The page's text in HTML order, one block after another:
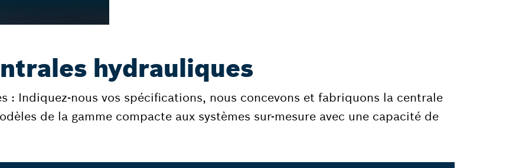
hydrauliques
: Indiquez-nous vos spécifications, nous concevons et fabriquons la centrale
de la gamme compacte aux systèmes sur-mesure avec une capacité de